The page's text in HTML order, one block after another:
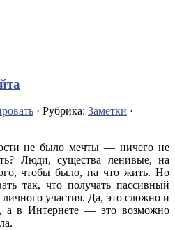
· Рубрика: Заметки ·
не было мечты — ничего не
Люди, существа ленивые, на
чтобы было, на что жить. Но
так, что получать пассивный
участия. Да, это сложно и
а в Интернете — это возможно